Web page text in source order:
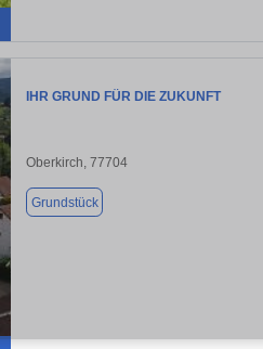
IHR GRUND FÜR DIE ZUKUNFT
Oberkirch, 77704
Grundstück